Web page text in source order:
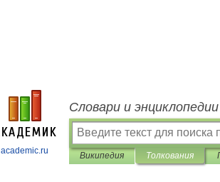
academic.ru
Словари и
Википедия Толкования